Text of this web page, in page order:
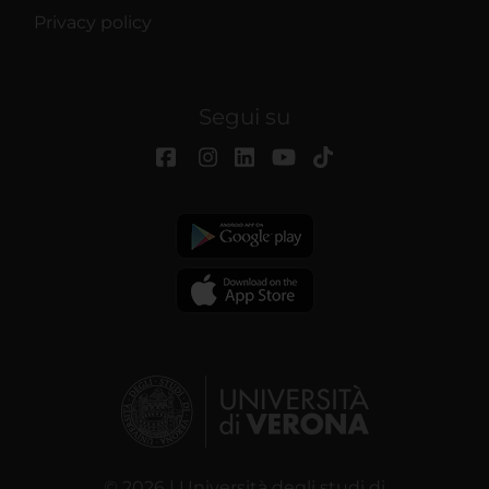
Privacy policy
Segui su